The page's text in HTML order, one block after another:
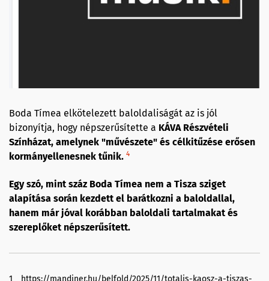
Boda Tímea elkötelezett baloldaliságát az is jól
bizonyítja, hogy népszerűsítette a KÁVA Részvételi
Színházat, amelynek "művészete" és célkitűzése erősen
kormányellenesnek tűnik. 4
Egy szó, mint száz Boda Tímea nem a Tisza sziget
alapítása során kezdett el barátkozni a baloldallal,
hanem már jóval korábban baloldali tartalmakat és
szereplőket népszerűsített.
1
https://mandiner.hu/belfold/2025/11/totalis-kaosz-a-tiszas-